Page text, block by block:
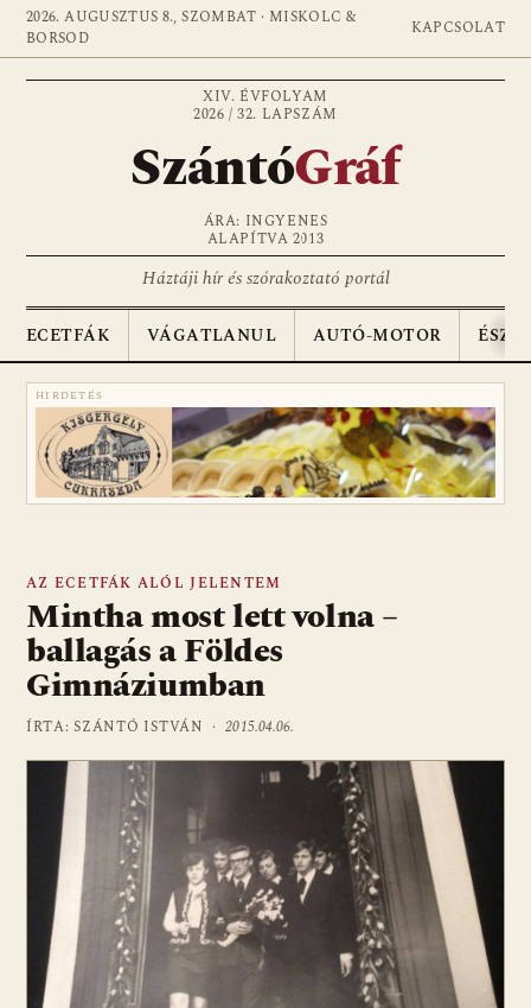
2026. AUGUSZTUS 8., SZOMBAT · MISKOLC &
BORSOD
KAPCSOLAT
XIV. ÉVFOLYAM
2026 / 32. LAPSZÁM
SzántóGráf
ÁRA: INGYENES
ALAPÍTVA 2013
Háztáji hír és szórakoztató portál
ECETFÁK VÁGATLANUL AUTÓ-MOTOR
HIRDETÉS
AZ ECETFÁK ALÓL JELENTEM
Mintha most lett volna –
ballagás a Földes
Gimnáziumban
ÍRTA: SZÁNTÓ ISTVÁN ·2015.04.06.